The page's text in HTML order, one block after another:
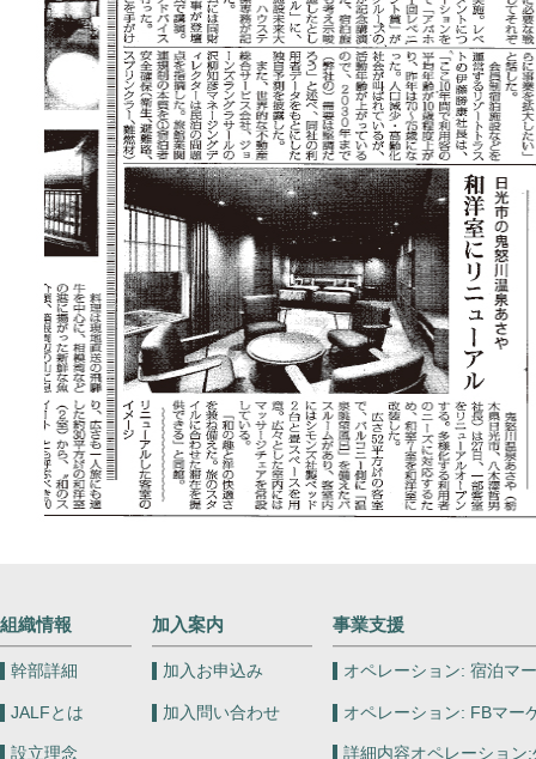
組織情報
幹部詳細
JALFとは
設立理念
加入案内
加入お申込み
加入問い合わせ
事業支援
オペレーション: 宿泊マ
オペレーション: FBマー
詳細内容オペレーション: